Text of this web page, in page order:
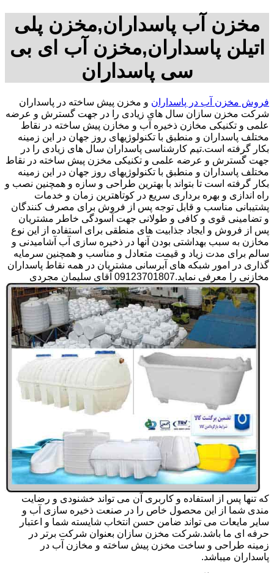
مخزن آب پاسداران,مخزن پلی
اتیلن پاسداران,مخزن آب ای بی
سی پاسداران
فروش مخزن آب در پاسداران و مخزن پیش ساخته در پاسداران
شرکت مخزن سازان سال های زیادی را در جهت گسترش و عرضه
علمی و تکنیکی مخازن ذخیره آب و مخازن پیش ساخته در نقاط
مختلف پاسداران و منطبق با تکنولوژیهای روز جهان در این زمینه
بکار گرفته است.تیم کارشناسی پاسداران سال های زیادی را در
جهت گسترش و عرضه علمی و تکنیکی مخزن پیش ساخته در نقاط
مختلف پاسداران و منطبق با تکنولوژیهای روز جهان در این زمینه
بکار گرفته است تا بتواند با بهترین طراحی و سازه و همچنین نصب و
راه اندازی و بهره برداری سریع در کوتاهترین زمان و خدمات
پشتیبانی مناسب و قابل توجه پس از فروش برای مصرف کنندگان
و تضامینی قوی و کافی و طولانی جهت آسودگی خاطر مشتریان
پس از فروش و ایجاد جذابیت های منطقی برای استفاده از این نوع
مخازن به سبب بهداشتی بودن آنها در ذخیره سازی آب آشامیدنی و
سالم برای مدت زیاد و قیمت متعادل و مناسب و همچنین سرمایه
گذاری در امور شبکه های آبرسانی مشتریان در همه نقاط پاسداران
مخازنی را معرفی نماید.09123701807 آقای سلیمان مجردی
که تنها پس از استفاده و کاربری آن می تواند خشنودی و رضایت
مندی شما از این محصول خاص را در صنعت ذخیره سازی آب و
سایر مایعات می تواند ضامن حسن انتخاب شایسته شما و اعتبار
حرفه ای ما باشد.شرکت مخزن سازان بعنوان شرکت برتر در
زمینه طراحی و ساخت مخزن پیش ساخته و مخازن آب در
پاسداران میباشد.